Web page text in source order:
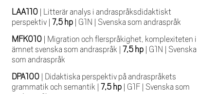
LAA110 | Litterär analys i andraspråksdidaktiskt
perspektiv | 7,5 hp | G1N | Svenska som andraspråk
MFK010 | Migration och flerspråkighet, komplexiteten i
ämnet svenska som andraspråk | 7,5 hp | G1N | Svenska
som andraspråk
DPA100 | Didaktiska perspektiv på andraspråkets
grammatik och semantik | 7,5 hp | G1F | Svenska som